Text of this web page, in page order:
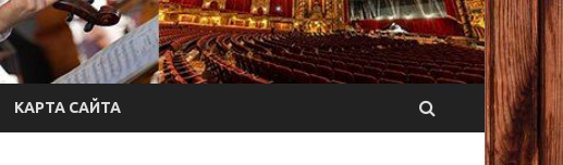
КАРТА САЙТА